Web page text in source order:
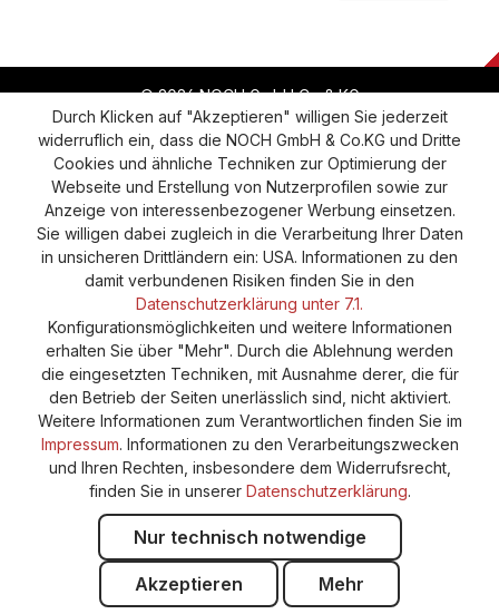
© 2026 NOCH GmbH Co & KG
Vertrag widerrufen Widerruf Datenschutz
Versand und Zahlung AGB
Impressum
Cookie-Einstellungen
Barrierefreiheitserklärung
Durch Klicken auf "Akzeptieren" willigen Sie jederzeit
widerruflich ein, dass die NOCH GmbH & Co.KG und Dritte
Cookies und ähnliche Techniken zur Optimierung der
Webseite und Erstellung von Nutzerprofilen sowie zur
Anzeige von interessenbezogener Werbung einsetzen.
Sie willigen dabei zugleich in die Verarbeitung Ihrer Daten
in unsicheren Drittländern ein: USA. Informationen zu den
damit verbundenen Risiken finden Sie in den
Datenschutzerklärung unter 7.1.
Konfigurationsmöglichkeiten und weitere Informationen
erhalten Sie über "Mehr". Durch die Ablehnung werden
die eingesetzten Techniken, mit Ausnahme derer, die für
den Betrieb der Seiten unerlässlich sind, nicht aktiviert.
Weitere Informationen zum Verantwortlichen finden Sie im
Impressum. Informationen zu den Verarbeitungszwecken
und Ihren Rechten, insbesondere dem Widerrufsrecht,
finden Sie in unserer Datenschutzerklärung.
Nur technisch notwendige
Akzeptieren Mehr